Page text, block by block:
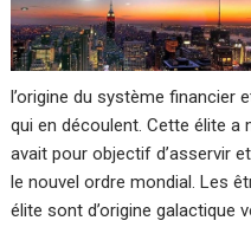
l’origine du système
qui en découlent. Cette élite a
avait pour objectif d’asservir
le nouvel ordre mondial. Les
élite sont d’origine galactique